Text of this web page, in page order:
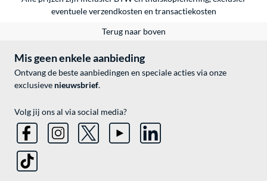
eventueleverzendkosten en transactiekosten
Terug naar boven
Mis geen enkele aanbieding
Ontvang de beste aanbiedingen en speciale acties via onze
exclusieve nieuwsbrief.
Volg jij ons al via social media?